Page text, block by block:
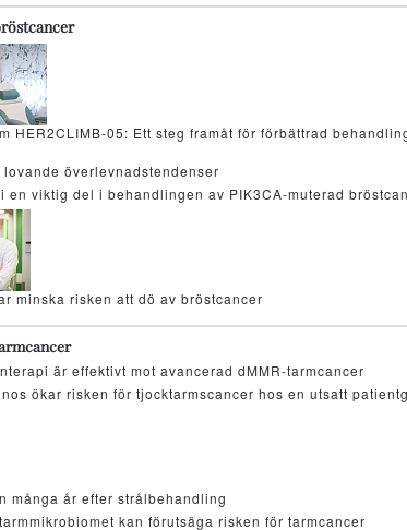
HER2CLIMB-05: Ett steg framåt för förbättrad
överlevnadstendenser
en viktig del i behandlingen av PIK3CA-muterad
minska risken att dö av bröstcancer
är effektivt mot avancerad dMMR-tarmcancer
ökar risken för tjocktarmscancer hos en utsatt
många år efter strålbehandling
kan förutsäga risken för tarmcancer